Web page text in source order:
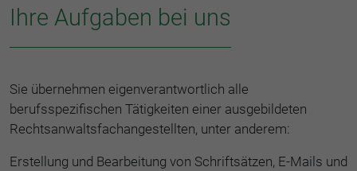
Ihre Aufgaben bei uns
Sie übernehmen eigenverantwortlich alle
berufsspezifischen Tätigkeiten einer ausgebildeten
Rechtsanwaltsfachangestellten, unter anderem:
Erstellung und Bearbeitung von Schriftsätzen, E-Mails und